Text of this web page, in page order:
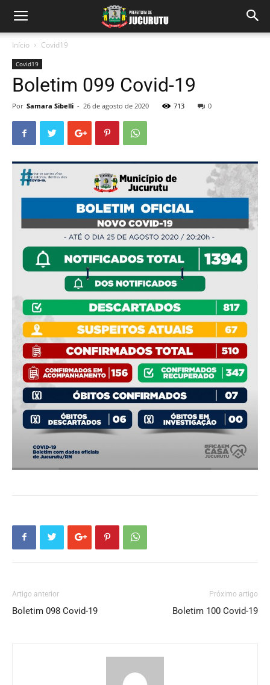
Início Covid19
Covid19
Boletim 099 Covid-19
Por Samara Sibelli - 26 de agosto de 2020 713 0
Artigo anterior
Boletim 098 Covid-19
Próximo artigo
Boletim 100 Covid-19